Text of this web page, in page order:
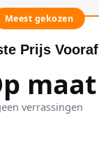
Meest gekozen
Prijs Vooraf
maat
verrassingen